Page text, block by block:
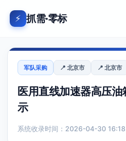
⚡ 抓需·零标
军队采购 📍 北京市 📍 北京市
医用直线加速器高压
示
系统收录时间：2026-04-30 16:18